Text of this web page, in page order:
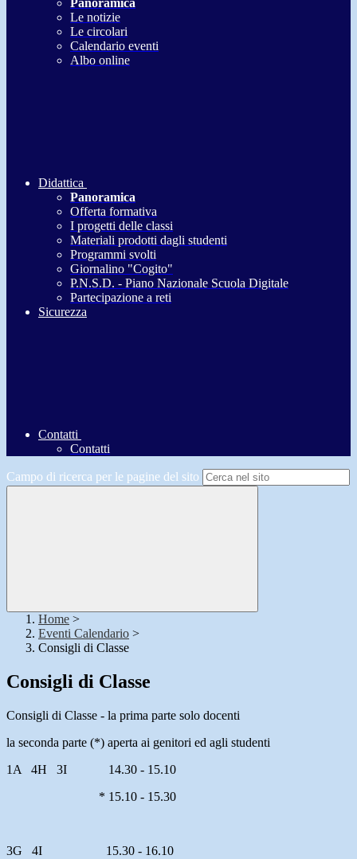
Panoramica
Le notizie
Le circolari
Calendario eventi
Albo online
Didattica
Panoramica
Offerta formativa
I progetti delle classi
Materiali prodotti dagli studenti
Programmi svolti
Giornalino "Cogito"
P.N.S.D. - Piano Nazionale Scuola Digitale
Partecipazione a reti
Sicurezza
Contatti
Contatti
Campo di ricerca per le pagine del sito
Home >
Eventi Calendario >
Consigli di Classe
Consigli di Classe
Consigli di Classe - la prima parte solo docenti
la seconda parte (*) aperta ai genitori ed agli studenti
1A 4H 3I 14.30 - 15.10
* 15.10 - 15.30
3G 4I
15.30 - 16.10